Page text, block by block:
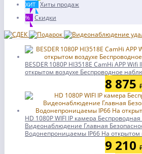
ХИТ Хиты продаж
% Скидки
BESDER 1080P HI3518E CamHi APP Wifi
открытом воздухе Беспроводное
8 875
HD 1080P WIFI IP камера Беспроводная
Видеонаблюдение Главная
Водонепроницаемы IP66 На открытом
9 210